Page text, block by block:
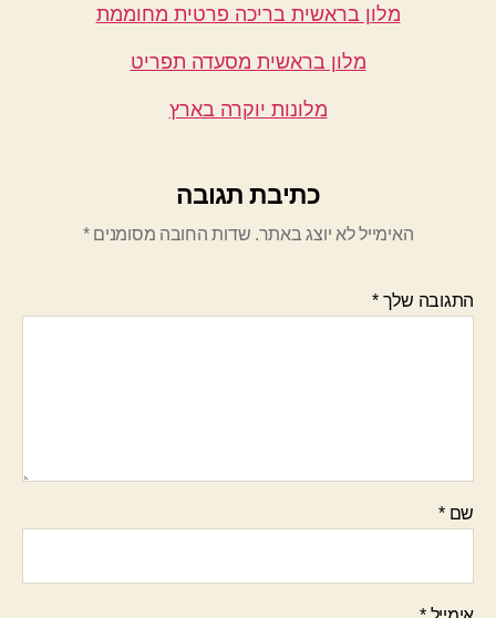
מלון בראשית בריכה פרטית מחוממת
מלון בראשית מסעדה תפריט
מלונות יוקרה בארץ
כתיבת תגובה
האימייל לא יוצג באתר. שדות החובה מסומנים*
התגובה שלך*
שם*